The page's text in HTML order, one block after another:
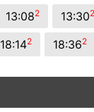
13:082 13:302
18:142 18:362